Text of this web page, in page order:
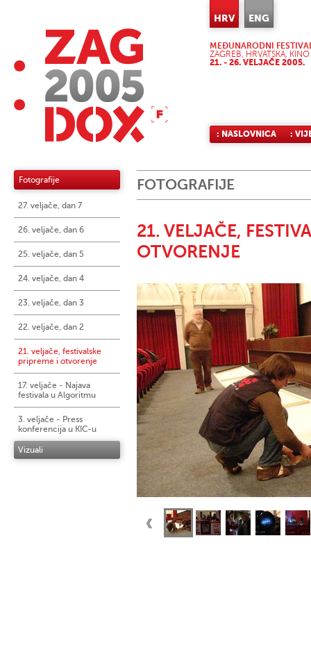
HRV ENG
MEĐUNARODNI
ZAGREB, HRVATSKA,
21. - 26. VELJAČE 2005.
: NASLOVNICA :
Fotografije
27. veljače, dan 7
26. veljače, dan 6
25. veljače, dan 5
24. veljače, dan 4
23. veljače, dan 3
22. veljače, dan 2
21. veljače, festivalske
pripreme i otvorenje
17. veljače - Najava
festivala u Algoritmu
3. veljače - Press
konferencija u KIC-u
Vizuali
FOTOGRAFIJE
21. VELJAČE,
OTVORENJE